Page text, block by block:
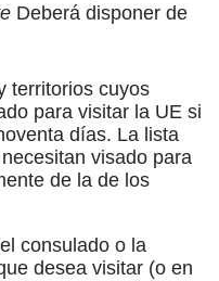
Deberá disponer de
territorios cuyos
para visitar la UE si
días. La lista
visado para
de la de los
consulado o la
desea visitar (o en